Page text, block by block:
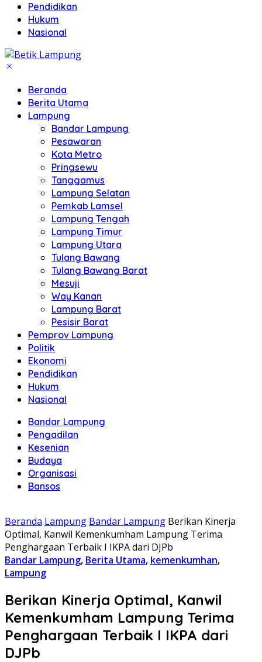
Pendidikan
Hukum
Nasional
Beranda
Berita Utama
Lampung
Bandar Lampung
Pesawaran
Kota Metro
Pringsewu
Tanggamus
Lampung Selatan
Pemkab Lamsel
Lampung Tengah
Lampung Timur
Lampung Utara
Tulang Bawang
Tulang Bawang Barat
Mesuji
Way Kanan
Lampung Barat
Pesisir Barat
Pemprov Lampung
Politik
Ekonomi
Pendidikan
Hukum
Nasional
Bandar Lampung
Pengadilan
Kesenian
Budaya
Organisasi
Bansos
Beranda Lampung Bandar Lampung Berikan Kinerja
Optimal, Kanwil Kemenkumham Lampung Terima
Penghargaan Terbaik I IKPA dari DJPb
Bandar Lampung, Berita Utama, kemenkumhan,
Lampung
Berikan Kinerja Optimal, Kanwil
Kemenkumham Lampung Terima
Penghargaan Terbaik I IKPA dari
DJPb